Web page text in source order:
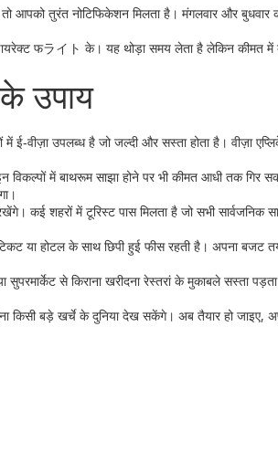
आपको तुरंत नोटिफिकेशन मिलता है। मंगलवार और बुधवार
फライト के। यह थोड़ा समय लेता है लेकिन कीमत में
उपाय
उपलब्ध है जो जल्दी और सस्ता होता है। वीज़ा
में बाथरूम साझा होने पर भी कीमत आधी तक गिर
कई शहरों में टूरिस्ट पास मिलता है जो सभी सार्वजनिक
या होटल के साथ छिपी हुई फीस रहती है। अपना
से किराना खरीदना रेस्तरां के मुकाबले सस्ता
बड़े खर्चे के दुनिया देख सकेंगे। अब तैयार हो जाइए,